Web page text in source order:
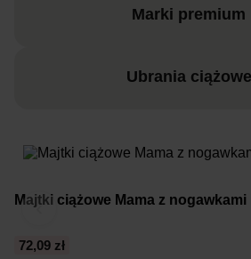
Marki premium
Ubrania ciążowe
‹
Majtki ciążowe Mama z nogawkami
72,09 zł